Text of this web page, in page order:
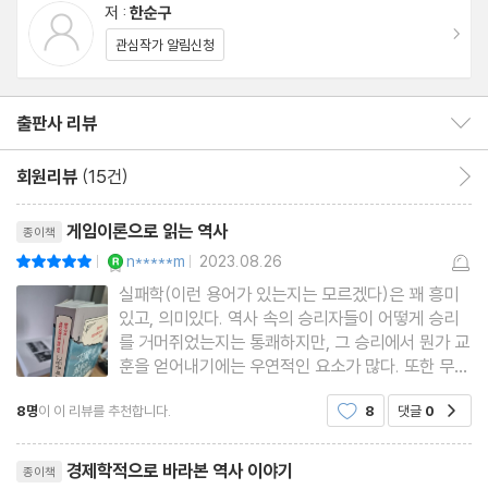
| 제8장 | 세키가하라 전투에서 확인하는 ‘밴드왜건 효과’
“사람들은 왜 양다리를 걸치는가?”
| 제9장 | 게임 순서가 좌우한 오사카성 전투의 승패
| 제10장 | 인조와 조선이 놓친 경우의 수와 ‘혼합전략’
“오른손잡이 권투선수가 오른손을 썼는데 왜 실패했을까?”
| 제11장 | 나폴레옹을 통해 보는 ‘대리인 문제’와 승리의 조건
“어째서 아랫사람에게 권한을 주는 조직이 성공하는가?”
| 제12장 | 남북전쟁으로 살펴보는 ‘데드라인’ 문제
저 : 한순구
관심작가 알림신청
출판사 리뷰
회원리뷰 (15건)
종이책 게임이론으로 읽는 역사
| n*****m | 2023.08.26
실패학(이런 용어가 있는지는 모르겠다)은 꽤 흥미
있고, 의미있다. 역사 속의 승리자들이 어떻게 승리
를 거머쥐었는지는 통쾌하지만, 그 승리에서 뭔가 교
훈을 얻어내기에는 우연적인 요소가 많다. 또한 무엇
을 얻어낼 수 있다기보다는 단지 우러러보아야 할 대
상이란 생각이 들 때가 많다. 하지만 실패자, 그것도
가를 배울 수 있게 하
8명이 이 리뷰를 추천합니다. 8 댓글 0
종이책 경제학적으로 바라본 역사 이야기